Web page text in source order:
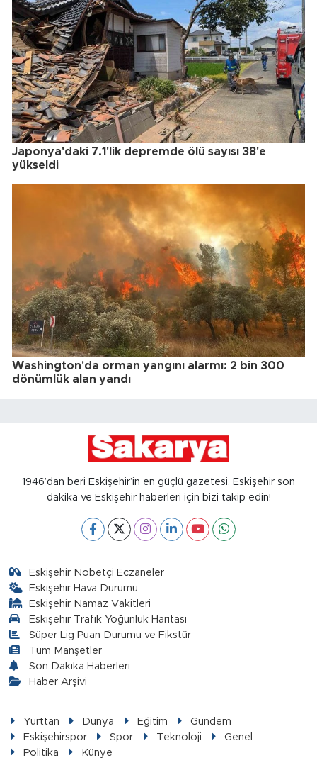
Japonya'daki 7.1'lik depremde ölü sayısı 38'e
yükseldi
Washington'da orman yangını alarmı: 2 bin 300
dönümlük alan yandı
1946’dan beri Eskişehir’in en güçlü gazetesi, Eskişehir son
dakika ve Eskişehir haberleri için bizi takip edin!
Eskişehir Nöbetçi Eczaneler
Eskişehir Hava Durumu
Eskişehir Namaz Vakitleri
Eskişehir Trafik Yoğunluk Haritası
Süper Lig Puan Durumu ve Fikstür
Tüm Manşetler
Son Dakika Haberleri
Haber Arşivi
Yurttan Dünya Eğitim
Gündem
Eskişehirspor
Spor Teknoloji
Genel
Politika
Künye